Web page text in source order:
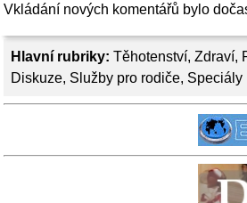
Hlavní rubriky: Těhotenství, Zdraví,
Diskuze, Služby pro rodiče, Speciály
Vkládání nových komentářů bylo